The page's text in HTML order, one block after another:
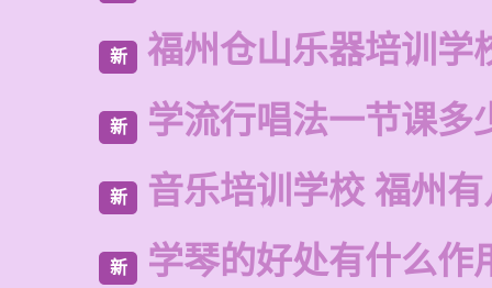
新 福州仓山乐器培训学
新 学流行唱法一节课多
新 音乐培训学校 福州
新 学琴的好处有什么作